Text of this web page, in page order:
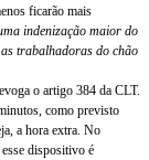
ficarão mais
indenização maior do
trabalhadoras do chão
o artigo 384 da CLT.
como previsto
a hora extra. No
dispositivo é